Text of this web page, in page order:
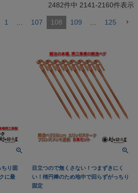
2482件中 2141-2160件表示
1 107 108 109 125
り固
に最
目立つので無くさない！つまずきにく
い！楕円棒のため地中で回らずがっちり
固定